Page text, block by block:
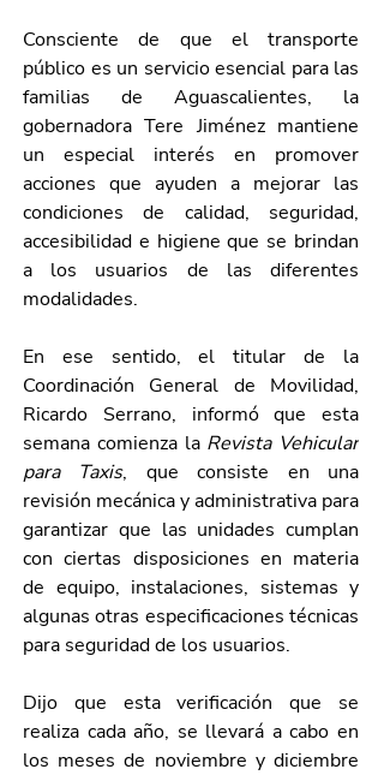
Consciente de que el transporte
público es un servicio esencial para las
familias de Aguascalientes, la
gobernadora Tere Jiménez mantiene
un especial interés en promover
acciones que ayuden a mejorar las
condiciones de calidad, seguridad,
accesibilidad e higiene que se brindan
a los usuarios de las diferentes
modalidades.
En ese sentido, el titular de la
Coordinación General de Movilidad,
Ricardo Serrano, informó que esta
semana comienza la Revista Vehicular
para Taxis, que consiste en una
revisión mecánica y administrativa para
garantizar que las unidades cumplan
con ciertas disposiciones en materia
de equipo, instalaciones, sistemas y
algunas otras especificaciones técnicas
para seguridad de los usuarios.
Dijo que esta verificación que se
realiza cada año, se llevará a cabo en
los meses de noviembre y diciembre